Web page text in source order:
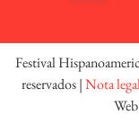
Festival
reservados |Nota